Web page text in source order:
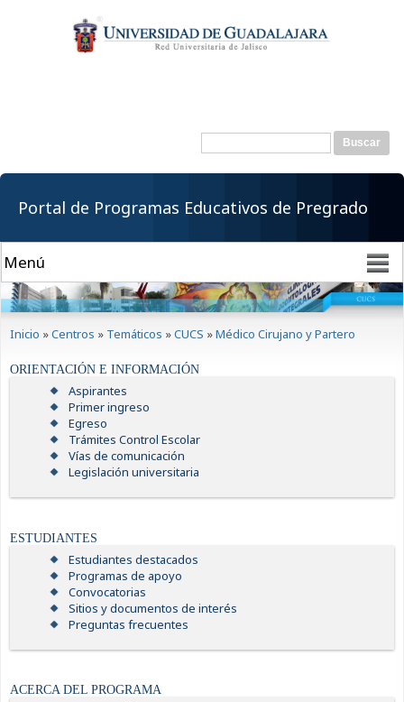
contenido
principal
Formulario de
Buscar
Portal de Programas Educativos de Pregrado
Inicio »Centros » Temáticos »CUCS »Médico Cirujano y Partero
ORIENTACIÓN E INFORMACIÓN
Aspirantes
Primer ingreso
Egreso
Trámites Control Escolar
Vías de comunicación
Legislación universitaria
ESTUDIANTES
Estudiantes destacados
Programas de apoyo
Convocatorias
Sitios y documentos de interés
Preguntas frecuentes
ACERCA DEL PROGRAMA